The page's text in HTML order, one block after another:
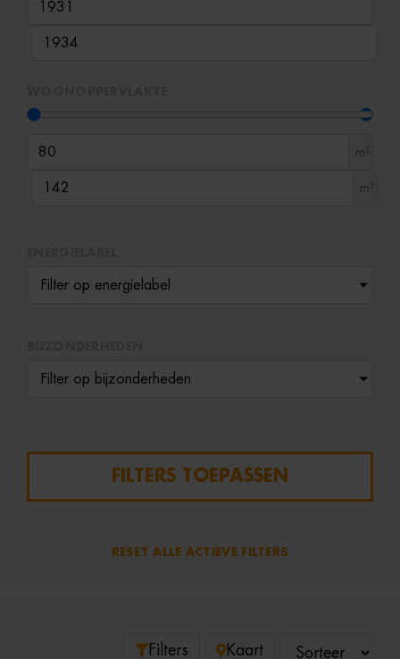
m²
m²
Filter op energielabel
Filter op bijzonderheden
FILTERS TOEPASSEN
RESET ALLE ACTIEVE FILTERS
Filters Kaart